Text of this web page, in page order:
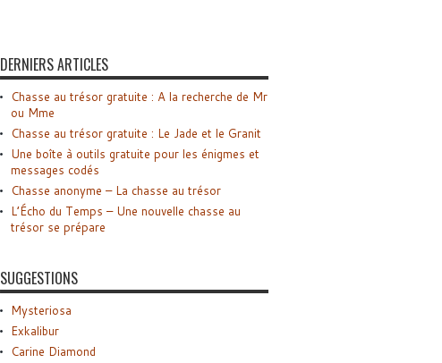
DERNIERS ARTICLES
Chasse au trésor gratuite : A la recherche de Mr
ou Mme
Chasse au trésor gratuite : Le Jade et le Granit
Une boîte à outils gratuite pour les énigmes et
messages codés
Chasse anonyme – La chasse au trésor
L’Écho du Temps – Une nouvelle chasse au
trésor se prépare
SUGGESTIONS
Mysteriosa
Exkalibur
Carine Diamond